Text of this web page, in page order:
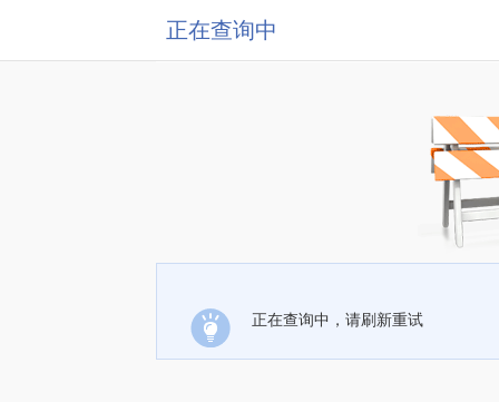
正在查询中
正在查询中，请刷新重试